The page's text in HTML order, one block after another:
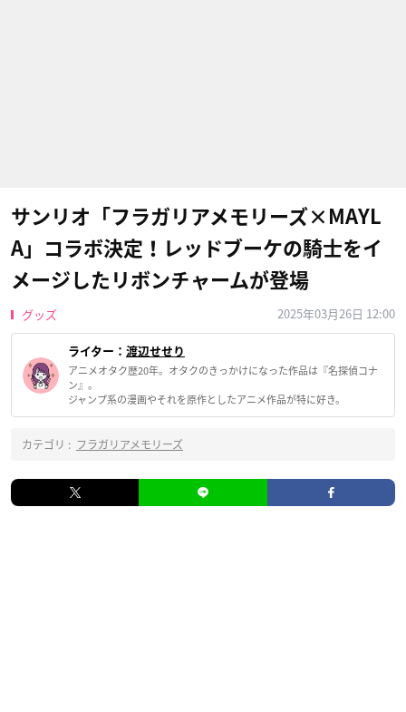
サンリオ「フラガリアメモリーズ×MAYL
A」コラボ決定！レッドブーケの騎士をイ
メージしたリボンチャームが登場
グッズ 2025年03月26日 12:00
ライター： 渡辺せせり
アニメオタク歴20年。オタクのきっかけになった作品は『名探偵コナ
ン』。
ジャンプ系の漫画やそれを原作としたアニメ作品が特に好き。
カテゴリ : フラガリアメモリーズ